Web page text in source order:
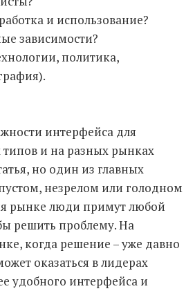
и использование?
зависимости?
политика,
интерфейса для
и на разных рынках
но один из главных
незрелом или голодном
рынке люди примут любой
решить проблему. На
когда решение – уже давно
оказаться в лидерах
удобного интерфейса и